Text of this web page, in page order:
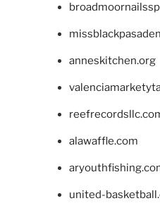
anneskitchen.org
alawaffle.com
united-